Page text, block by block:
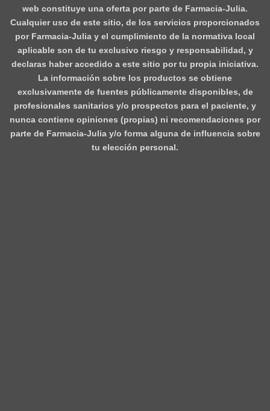
web constituye una oferta por parte de Farmacia-Julia.
Cualquier uso de este sitio, de los servicios proporcionados
por Farmacia-Julia y el cumplimiento de la normativa local
aplicable son de tu exclusivo riesgo y responsabilidad, y
declaras haber accedido a este sitio por tu propia iniciativa.
La información sobre los productos se obtiene
exclusivamente de fuentes públicamente disponibles, de
profesionales sanitarios y/o prospectos para el paciente, y
nunca contiene opiniones (propias) ni recomendaciones por
parte de Farmacia-Julia y/o forma alguna de influencia sobre
tu elección personal.